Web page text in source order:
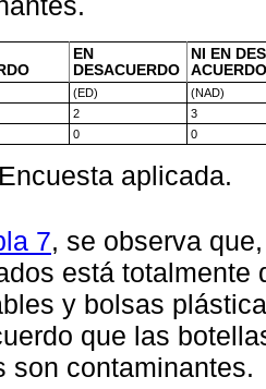
EN
DESACUERDO
NI EN
ACUERDO
(ED)
(NAD)
2
3
0 0
aplicada.
7, se observa
está totalmente
y bolsas
que las
son contaminantes.